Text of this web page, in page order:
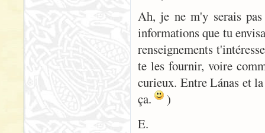
Ah, je ne m'y serais
informations que tu
renseignements
te les fournir, voire
curieux. Entre Lánas et
ça.
)
E.